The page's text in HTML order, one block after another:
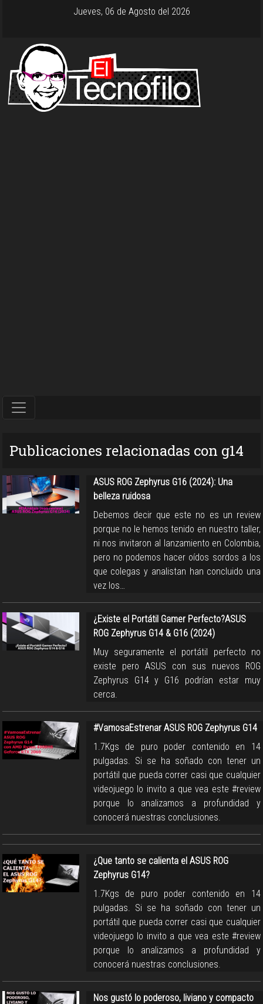
Jueves, 06 de Agosto del 2026
Publicaciones relacionadas con g14
ASUS ROG Zephyrus G16 (2024): Una
belleza ruidosa
Debemos decir que este no es un review
porque no le hemos tenido en nuestro taller,
ni nos invitaron al lanzamiento en Colombia,
pero no podemos hacer oídos sordos a los
que colegas y analistan han concluido una
vez los…
¿Existe el Portátil Gamer Perfecto?ASUS
ROG Zephyrus G14 & G16 (2024)
Muy seguramente el portátil perfecto no
existe pero ASUS con sus nuevos ROG
Zephyrus G14 y G16 podrían estar muy
cerca.
#VamosaEstrenar ASUS ROG Zephyrus G14
1.7Kgs de puro poder contenido en 14
pulgadas. Si se ha soñado con tener un
portátil que pueda correr casi que cualquier
videojuego lo invito a que vea este #review
porque lo analizamos a profundidad y
conocerá nuestras conclusiones.
¿Que tanto se calienta el ASUS ROG
Zephyrus G14?
1.7Kgs de puro poder contenido en 14
pulgadas. Si se ha soñado con tener un
portátil que pueda correr casi que cualquier
videojuego lo invito a que vea este #review
porque lo analizamos a profundidad y
conocerá nuestras conclusiones.
Nos gustó lo poderoso, liviano y compacto